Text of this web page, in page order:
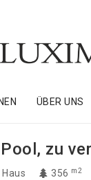
ÜBER UNS
zu
Haus 356 m2